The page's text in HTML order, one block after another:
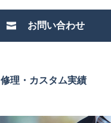
修理・カスタム実績
お問い合わせ